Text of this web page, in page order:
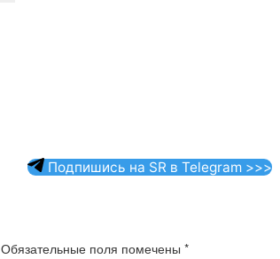
Подпишись на SR в Telegram >>>
Обязательные поля помечены *